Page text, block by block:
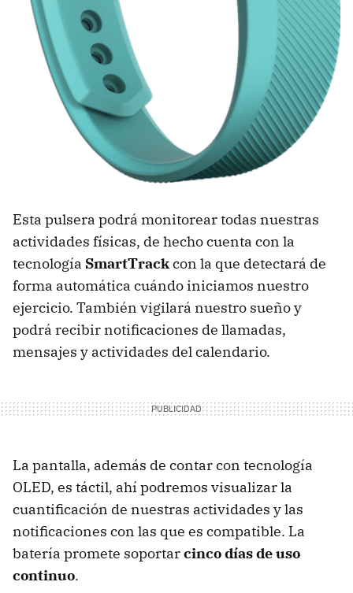
Esta pulsera podrá monitorear todas nuestras
actividades físicas, de hecho cuenta con la
tecnología SmartTrackcon la que detectará de
forma automática cuándo iniciamos nuestro
ejercicio. También vigilará nuestro sueño y
podrá recibir notificaciones de llamadas,
mensajes y actividades del calendario.
La pantalla, además de contar con tecnología
OLED, es táctil, ahí podremos visualizar la
cuantificación de nuestras actividades y las
notificaciones con las que es compatible. La
batería promete soportarcinco días de uso
continuo.